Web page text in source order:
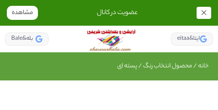
عضویت در کانال مشاهده
eitaa&ایتا Bale&بله
خانه/ محصول انتخاب رنگ / پسته ای